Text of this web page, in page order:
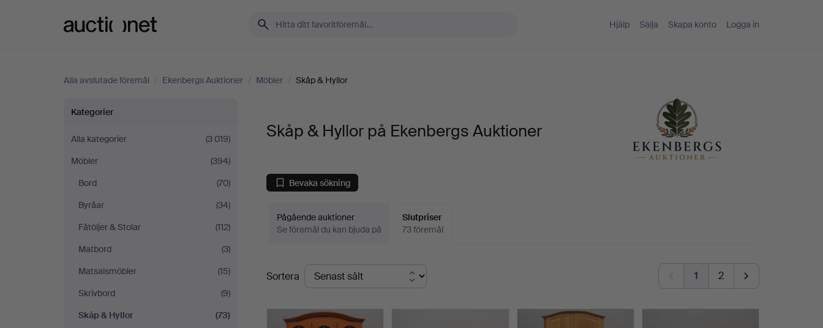
Hjälp Sälja Skapa konto Logga in
Alla avslutade föremål / Ekenbergs Auktioner / Möbler / Skåp & Hyllor
Skåp
&
Hyllor
på
Ekenbergs
Auktioner
Kategorier
Alla kategorier
(3 019)
Möbler
(394)
Bord
(70)
Byråar
(34)
Fåtöljer & Stolar
(112)
Matbord
(3)
Matsalsmöbler
(15)
Skrivbord
(9)
Skåp & Hyllor
(73)
Skåp & Hyllor på Ekenbergs Auktioner
Bevaka sökning
Pågående auktioner
Se föremål du kan bjuda på
Slutpriser
73 föremål
Slutpriser
Sortera 1 2